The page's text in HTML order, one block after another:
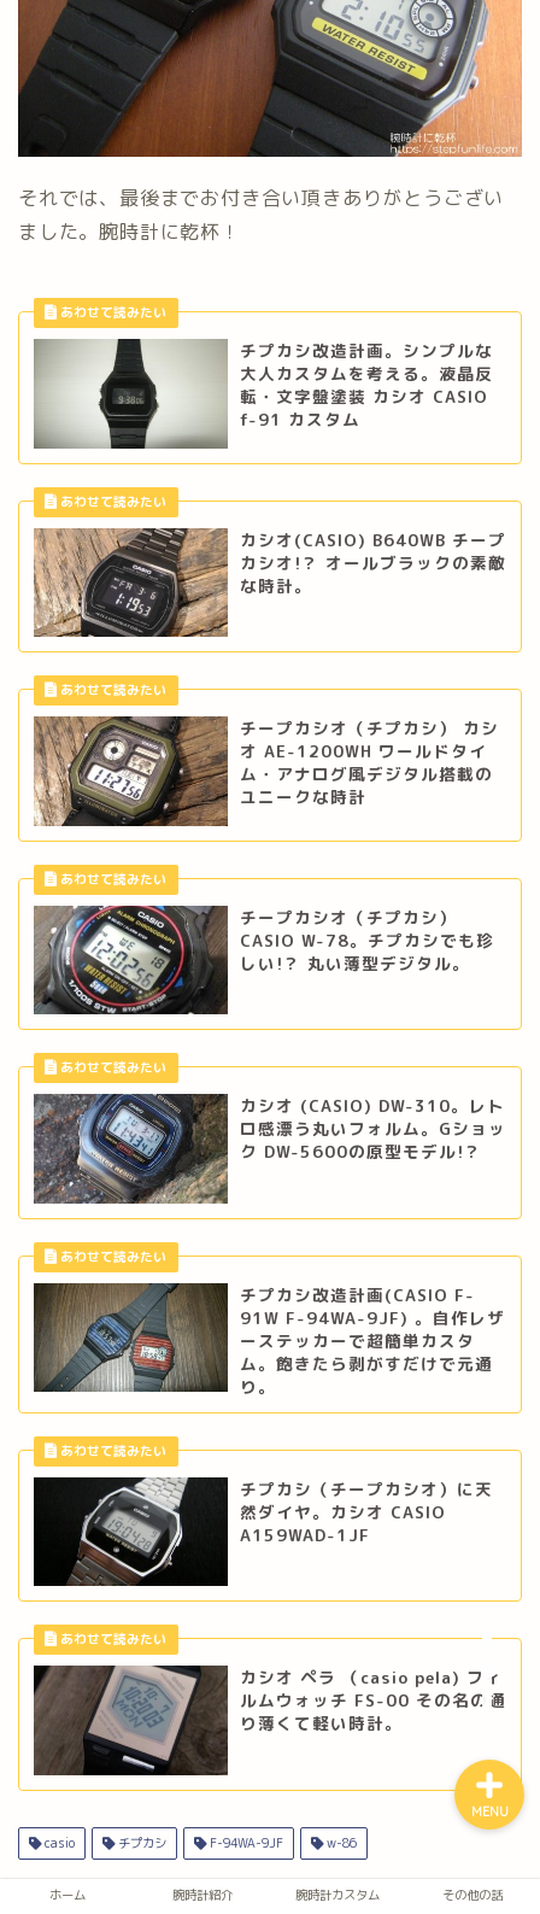
それでは、最後までお付き合い頂きありがとうござい
ました。腕時計に乾杯！
チプカシ改造計画。シンプルな
大人カスタムを考える。液晶反
転・文字盤塗装 カシオ CASIO
f-91 カスタム
カシオ(CASIO) B640WB チープ
カシオ!？ オールブラックの素敵
な時計。
チープカシオ（チプカシ） カシ
オ AE-1200WH ワールドタイ
ム・アナログ風デジタル搭載の
ユニークな時計
チープカシオ（チプカシ）
CASIO W-78。チプカシでも珍
しい!？ 丸い薄型デジタル。
カシオ (CASIO) DW-310。レト
ロ感漂う丸いフォルム。Gショッ
ク DW-5600の原型モデル!？
チプカシ改造計画(CASIO F-
91W F-94WA-9JF) 。自作レザ
ーステッカーで超簡単カスタ
ム。飽きたら剥がすだけで元通
り。
チプカシ（チープカシオ）に天
然ダイヤ。カシオ CASIO
A159WAD-1JF
カシオ ペラ （casio pela) フィ
ルムウォッチ FS-00 その名の通
り薄くて軽い時計。
casio チプカシ F-94WA-9JF w-86
スポンサーリンク
ホーム 腕時計紹介 腕時計カスタム その他の話
MENU
腕時計紹介
腕時計カスタム
その他の話